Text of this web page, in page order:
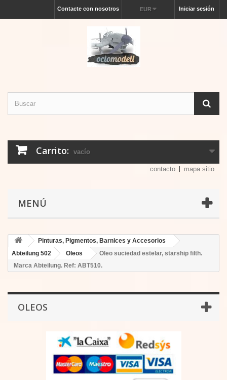
Iniciar sesión
EUR
Contacte con nosotros
Carrito: vacío
contacto mapa sitio
MENÚ
Pinturas, Pigmentos, Barnices y Accesorios
Abteilung 502
Oleos
Oleo suciedad estelar, starship filth.
Marca Abteilung. Ref: ABT510.
OLEOS